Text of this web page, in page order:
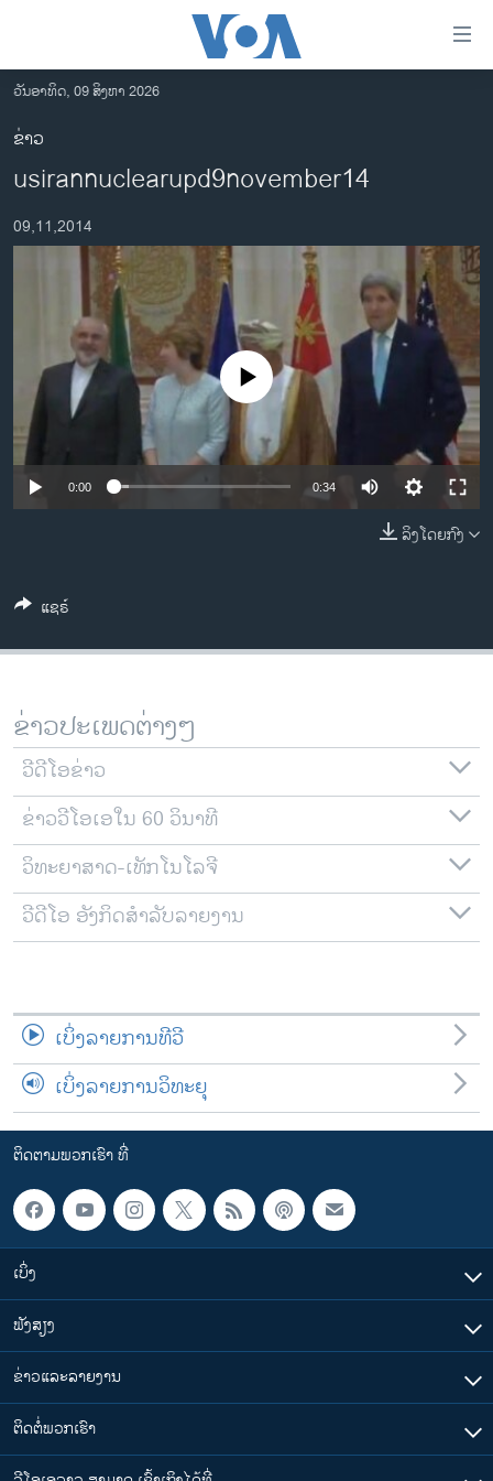
ເຂົ້າ
ຫາ
ຂ້າມ
ຂ້າມ
ໄປ
ອາເມຣິກາ
ການເລືອກຕັ້ງ ປະທານາທີບໍດີ ສະຫະລັດ 2024
ອິດສະຫຼະພາບດ້ານການຂ່າວ
ຊີວິດຊາວລາວ
ຊຸມຊົນຊາວລາວ
ວິທະຍາສາດ-ເທັກໂນໂລຈີ
ພາສາອັງກິດ
ລາຍການກະຈາຍສຽງ
ລາຍງານ
ຕິດຕາມພວກເຮົາ ທີ່
ພາສາຕ່າງໆ
ວັນອາທິດ, 09 ສິງຫາ 2026
ຂ່າວ
usirannuclearupd9november14
09,11,2014
No media source currently available
0:00 0:34
ລິງໂດຍກົງ
ແຊຣ໌
ຂ່າວປະເພດຕ່າງໆ
ວີດີໂອຂ່າວ
ຂ່າວວີໂອເອໃນ 60 ວິນາທີ
ວິທະຍາສາດ-ເທັກໂນໂລຈີ
ວີດີໂອ ອັງກິດສຳລັບລາຍງານ
ເບິ່ງລາຍການທີວີ
ເບິ່ງລາຍການວິທະຍຸ
ຕິດຕາມພວກເຮົາ ທີ່
ເບິ່ງ
ຟັງສຽງ
ຂ່າວແລະລາຍງານ
ຕິດຕໍ່ພວກເຮົາ